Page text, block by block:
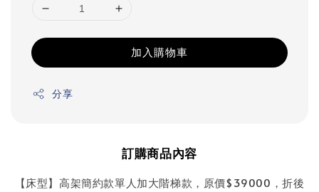
加入購物車
分享
訂購商品內容
【床型】高架簡約款單人加大階梯款，原價$39000，折後